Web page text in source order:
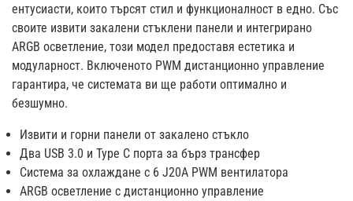
ентусиасти, които търсят стил и функционалност в едно. Със
своите извити закалени стъклени панели и интегрирано
ARGB осветление, този модел предоставя естетика и
модуларност. Включеното PWM дистанционно управление
гарантира, че системата ви ще работи оптимално и
безшумно.
Извити и горни панели от закалено стъкло
Два USB 3.0 и Type C порта за бърз трансфер
Система за охлаждане с 6 J20A PWM вентилатора
ARGB осветление с дистанционно управление